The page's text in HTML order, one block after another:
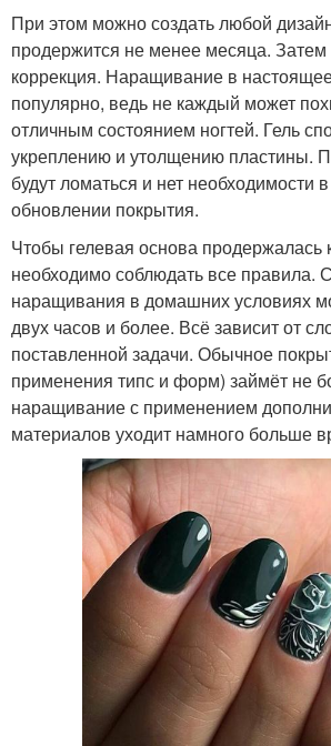
При этом можно создать любой
продержится не менее месяца. Затем
коррекция. Наращивание в
популярно, ведь не каждый может
отличным состоянием ногтей. Гель
укреплению и утолщению пластины.
будут ломаться и нет необходимости
обновлении покрытия.
Чтобы гелевая основа
необходимо соблюдать все правила.
наращивания в домашних условиях
двух часов и более. Всё зависит от
поставленной задачи. Обычное
применения типс и форм) займёт не
наращивание с применением
материалов уходит намного больше